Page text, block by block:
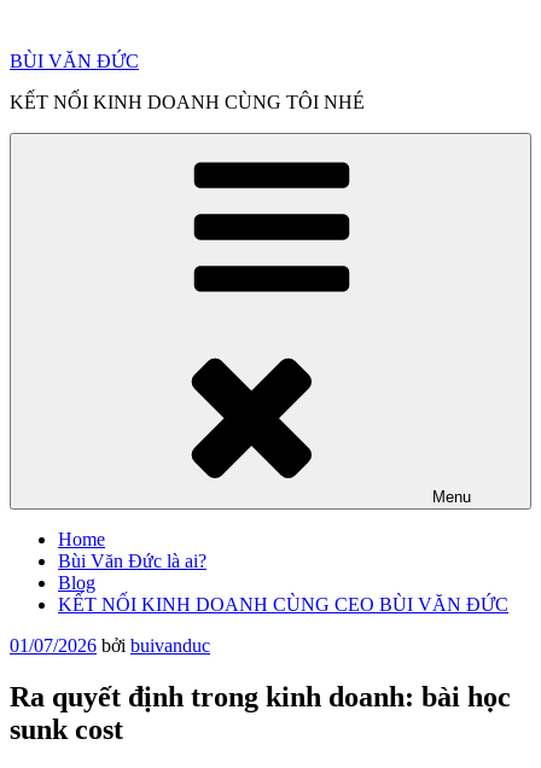
phần
dung
BÙI VĂN ĐỨC
KẾT NỐI KINH DOANH CÙNG TÔI NHÉ
Menu
Home
Bùi Văn Đức là ai?
Blog
KẾT NỐI KINH DOANH CÙNG CEO BÙI VĂN ĐỨC
Đăng
01/07/2026 bởi buivanduc
Ra quyết định trong kinh doanh: bài học
sunk cost